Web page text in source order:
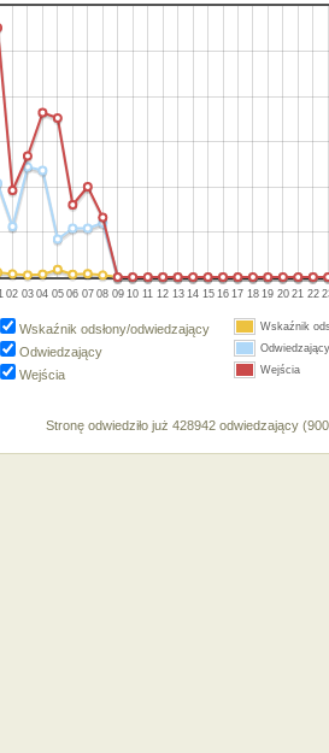
02 03 04 05 06 07 08 09 10 11 12 13 14 15 16 17 18 19 20 21 22
Wskaźnik
Odwiedzający
Wejścia
Wskaźnik odsłony/odwiedzający
Odwiedzający
Wejścia
Stronę odwiedziło już 428942 odwiedzający